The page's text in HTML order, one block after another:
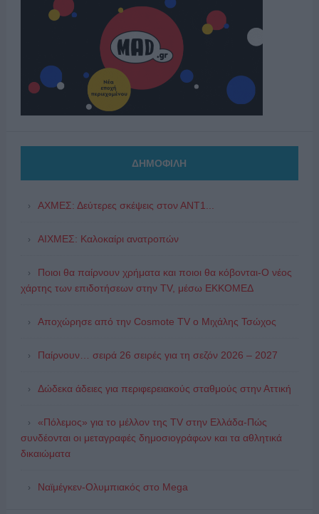
ΔΗΜΟΦΙΛΗ
ΑΧΜΕΣ: Δεύτερες σκέψεις στον ΑΝΤ1...
ΑΙΧΜΕΣ: Καλοκαίρι ανατροπών
Ποιοι θα παίρνουν χρήματα και ποιοι θα κόβονται-Ο νέος
χάρτης των επιδοτήσεων στην TV, μέσω ΕΚΚΟΜΕΔ
Αποχώρησε από την Cosmote TV o Μιχάλης Τσώχος
Παίρνουν… σειρά 26 σειρές για τη σεζόν 2026 – 2027
Δώδεκα άδειες για περιφερειακούς σταθμούς στην Αττική
«Πόλεμος» για το μέλλον της TV στην Ελλάδα-Πώς
συνδέονται οι μεταγραφές δημοσιογράφων και τα αθλητικά
δικαιώματα
Ναϊμέγκεν-Ολυμπιακός στο Mega